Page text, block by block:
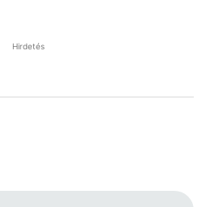
Hirdetés